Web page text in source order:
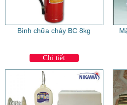
Bình chữa cháy BC 8kg
Chi tiết